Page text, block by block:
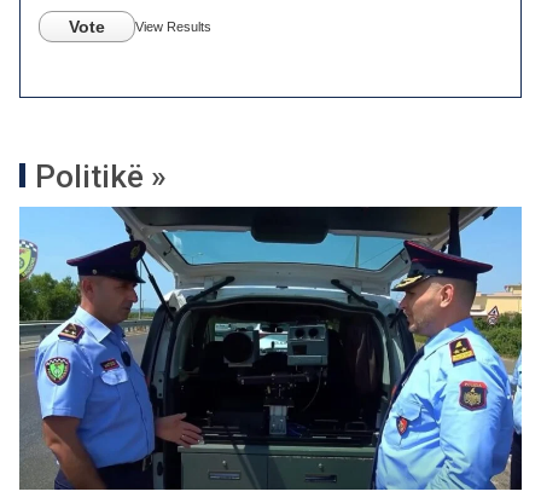
Vote View Results
Politikë »